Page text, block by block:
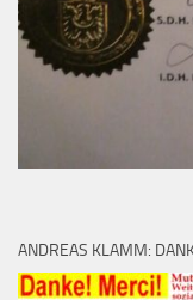
ANDREAS KLAMM: